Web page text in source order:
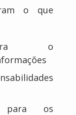
o que
o
para os